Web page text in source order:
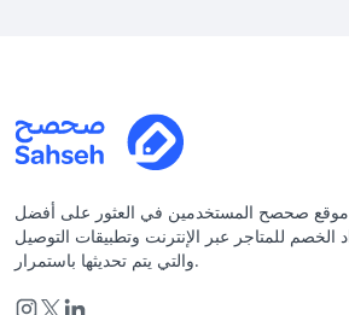
صحصح المستخدمين في العثور على أفضل
الخصم للمتاجر عبر الإنترنت وتطبيقات التوصيل
والتي يتم تحديثها باستمرار.